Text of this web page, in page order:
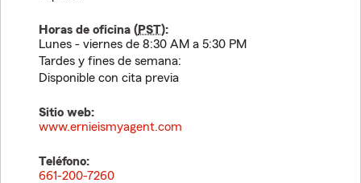
Horas de oficina (PST):
Lunes - viernes de 8:30 AM a 5:30 PM
Tardes y fines de semana:
Disponible con cita previa
Sitio web:
www.ernieismyagent.com
Teléfono:
661-200-7260